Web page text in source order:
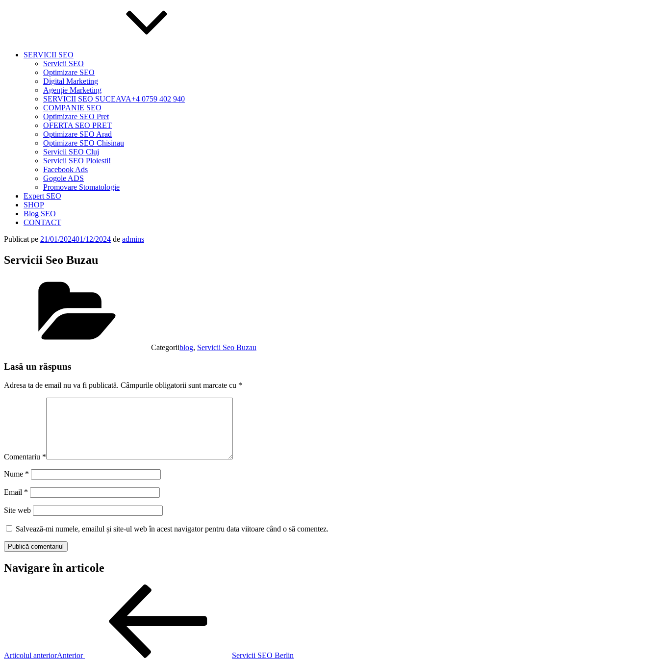
SERVICII SEO
Servicii SEO
Optimizare SEO
Digital Marketing
Agenție Marketing
SERVICII SEO SUCEAVA+4 0759 402 940
COMPANIE SEO
Optimizare SEO Pret
OFERTA SEO PRET
Optimizare SEO Arad
Optimizare SEO Chisinau
Servicii SEO Cluj
Servicii SEO Ploiesti!
Facebook Ads
Gogole ADS
Promovare Stomatologie
Expert SEO
SHOP
Blog SEO
CONTACT
Publicat pe 21/01/202401/12/2024 de admins
Servicii Seo Buzau
Categoriiblog, Servicii Seo Buzau
Lasă un răspuns
Adresa ta de email nu va fi publicată. Câmpurile obligatorii sunt marcate cu *
Comentariu *
Nume *
Email *
Site web
Salvează-mi numele, emailul și site-ul web în acest navigator pentru data viitoare când o să comentez.
Navigare în articole
Articolul anteriorAnterior Servicii SEO Berlin